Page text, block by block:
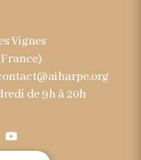
Vignes
de 9h à 20h